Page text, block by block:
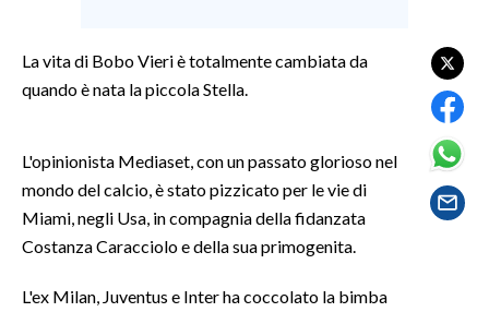
SPETTACOLI
SALUTE
SARDEGNA TURISMO
SARDI NEL MONDO
La vita di Bobo Vieri è totalmente cambiata da
quando è nata la piccola Stella.
L'opinionista Mediaset, con un passato glorioso nel
mondo del calcio, è stato pizzicato per le vie di
Miami, negli Usa, in compagnia della fidanzata
Costanza Caracciolo e della sua primogenita.
L'ex Milan, Juventus e Inter ha coccolato la bimba